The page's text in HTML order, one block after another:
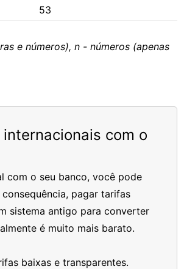
53
e números), n - números (apenas
com o
com o seu banco, você pode
pagar tarifas
sistema antigo para converter
é muito mais barato.
baixas e transparentes.